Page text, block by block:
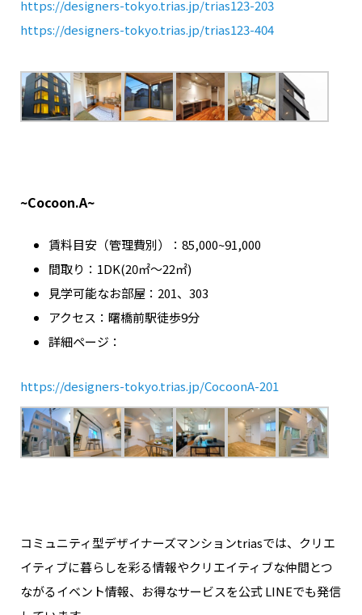
https://designers-tokyo.trias.jp/trias123-203
https://designers-tokyo.trias.jp/trias123-404
~Cocoon.A~
賃料目安（管理費別）：85,000~91,000
間取り：1DK(20㎡～22㎡)
見学可能なお部屋：201、303
アクセス：曙橋前駅徒歩9分
詳細ページ：
https://designers-tokyo.trias.jp/CocoonA-201
コミュニティ型デザイナーズマンションtriasでは、クリエ
イティブに暮らしを彩る情報やクリエイティブな仲間とつ
ながるイベント情報、お得なサービスを公式 LINEでも発信